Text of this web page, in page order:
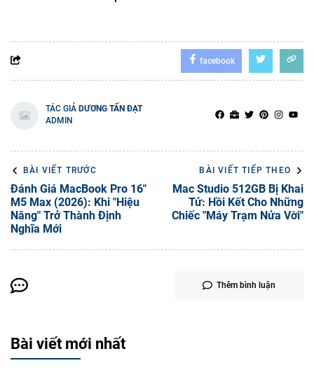
facebook
TÁC GIẢ DƯƠNG TẤN ĐẠT
ADMIN
BÀI VIẾT TRƯỚC
Đánh Giá MacBook Pro 16"
M5 Max (2026): Khi "Hiệu
Năng" Trở Thành Định
Nghĩa Mới
BÀI VIẾT TIẾP THEO
Mac Studio 512GB Bị Khai
Tử: Hồi Kết Cho Những
Chiếc "Máy Trạm Nửa Vời"
Thêm bình luận
Bài viết mới nhất